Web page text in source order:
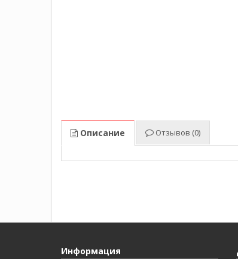
Описание Отзывов (0)
Информация